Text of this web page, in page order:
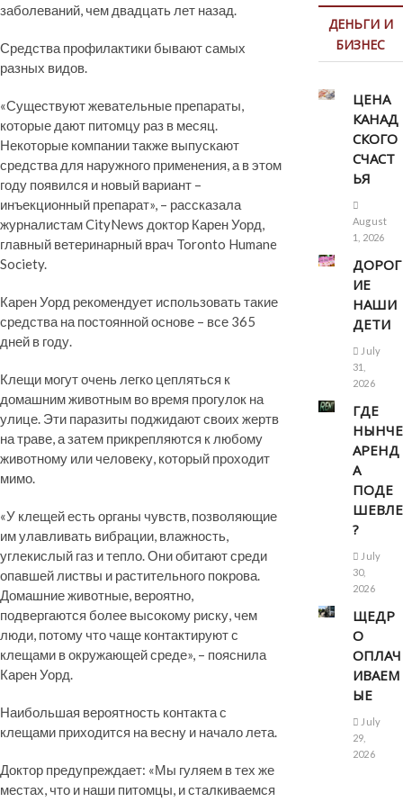
заболеваний, чем двадцать лет назад.
Средства профилактики бывают самых
разных видов.
«Существуют жевательные препараты,
которые дают питомцу раз в месяц.
Некоторые компании также выпускают
средства для наружного применения, а в этом
году появился и новый вариант –
инъекционный препарат», – рассказала
журналистам CityNews доктор Карен Уорд,
главный ветеринарный врач Toronto Humane
Society.
Карен Уорд рекомендует использовать такие
средства на постоянной основе – все 365
дней в году.
Клещи могут очень легко цепляться к
домашним животным во время прогулок на
улице. Эти паразиты поджидают своих жертв
на траве, а затем прикрепляются к любому
животному или человеку, который проходит
мимо.
«У клещей есть органы чувств, позволяющие
им улавливать вибрации, влажность,
углекислый газ и тепло. Они обитают среди
опавшей листвы и растительного покрова.
Домашние животные, вероятно,
подвергаются более высокому риску, чем
люди, потому что чаще контактируют с
клещами в окружающей среде», – пояснила
Карен Уорд.
Наибольшая вероятность контакта с
клещами приходится на весну и начало лета.
Доктор предупреждает: «Мы гуляем в тех же
местах, что и наши питомцы, и сталкиваемся
ДЕНЬГИ И
БИЗНЕС
ЦЕНА
КАНАД
СКОГО
СЧАСТ
ЬЯ
August
1, 2026
ДОРОГ
ИЕ
НАШИ
ДЕТИ
July
31,
2026
ГДЕ
НЫНЧЕ
АРЕНД
А
ПОДЕ
ШЕВЛЕ
?
July
30,
2026
ЩЕДР
О
ОПЛАЧ
ИВАЕМ
ЫЕ
July
29,
2026